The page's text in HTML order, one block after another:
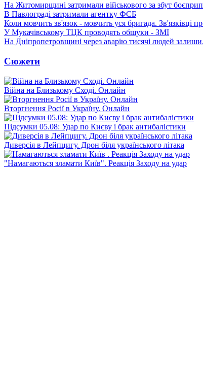
На Житомирщині затримали військового за збут
В Павлограді затримали агентку ФСБ
Коли мовчить зв'язок - мовчить уся бригада. Зв'язківці
У Мукачівському ТЦК проводять обшуки - ЗМІ
На Дніпропетровщині через аварію тисячі людей
Сюжети
Війна на Близькому Сході. Онлайн
Вторгнення Росії в Україну. Онлайн
Підсумки 05.08: Удар по Києву і брак антибалістики
Диверсія в Лейпцигу. Дрон біля українського літака
"Намагаються зламати Київ". Реакція Заходу на удар